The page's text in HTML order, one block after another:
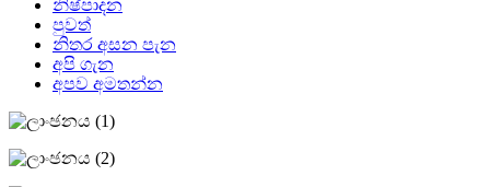
නිෂ්පාදන
පුවත්
නිතර අසන පැන
අපි ගැන
අපව අමතන්න